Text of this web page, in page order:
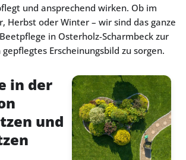
und ansprechend wirken. Ob im
Herbst oder Winter – wir sind das ganze
in Osterholz-Scharmbeck zur
Erscheinungsbild zu sorgen.
in der
und